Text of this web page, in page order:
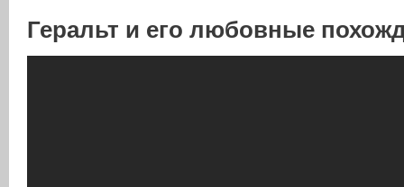
Геральт и его любовные